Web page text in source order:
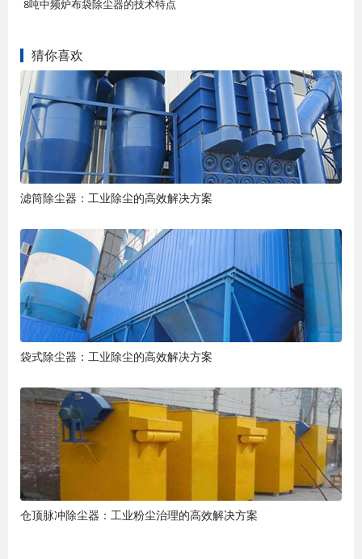
8吨中频炉布袋除尘器的技术特点
猜你喜欢
滤筒除尘器：工业除尘的高效解决方案
袋式除尘器：工业除尘的高效解决方案
仓顶脉冲除尘器：工业粉尘治理的高效解决方案